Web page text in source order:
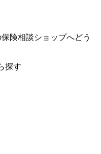
険相談ショップへどう
探す